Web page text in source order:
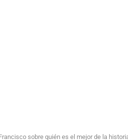
sobre quién es el mejor de la